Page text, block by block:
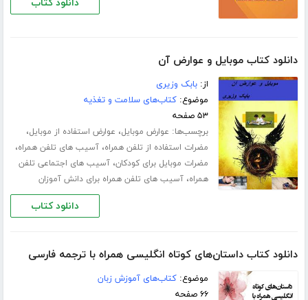
دانلود کتاب
دانلود کتاب موبایل و عوارض آن
از:بابک وزیری
موضوع:کتاب‌های سلامت و تغذیه
۵۳ صفحه
برچسب‌ها: عوارض موبایل، عوارض استفاده از موبایل،
مضرات استفاده از تلفن همراه،آسیب های تلفن همراه،
مضرات موبایل برای کودکان،آسیب های اجتماعی تلفن
همراه،آسیب های تلفن همراه برای دانش آموزان
دانلود کتاب
دانلود کتاب داستان‌های کوتاه انگلیسی همراه با ترجمه فارسی
موضوع:کتاب‌های آموزش زبان
۶۶ صفحه